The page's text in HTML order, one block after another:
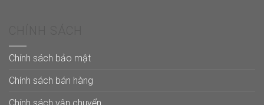
Chính sách bảo mật
Chính sách bán hàng
Chính sách vận chuyển